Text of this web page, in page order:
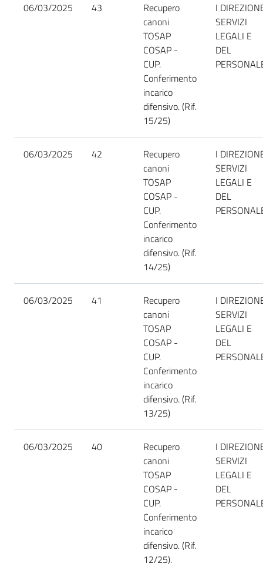
06/03/2025 43
Recupero
canoni
TOSAP
COSAP -
CUP.
Conferimento
incarico
difensivo. (Rif.
15/25)
I
SERVIZI
LEGALI E
DEL
06/03/2025 42
Recupero
canoni
TOSAP
COSAP -
CUP.
Conferimento
incarico
difensivo. (Rif.
14/25)
I
SERVIZI
LEGALI E
DEL
06/03/2025 41
Recupero
canoni
TOSAP
COSAP -
CUP.
Conferimento
incarico
difensivo. (Rif.
13/25)
I
SERVIZI
LEGALI E
DEL
06/03/2025 40
Recupero
canoni
TOSAP
COSAP -
CUP.
Conferimento
incarico
difensivo. (Rif.
12/25).
I
SERVIZI
LEGALI E
DEL